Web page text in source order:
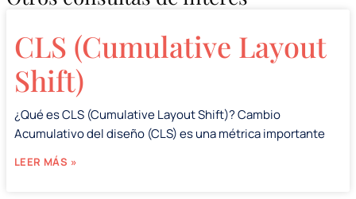
CLS (Cumulative Layout
Shift)
¿Qué es CLS (Cumulative Layout Shift)? Cambio
Acumulativo del diseño (CLS) es una métrica importante
LEER MÁS »